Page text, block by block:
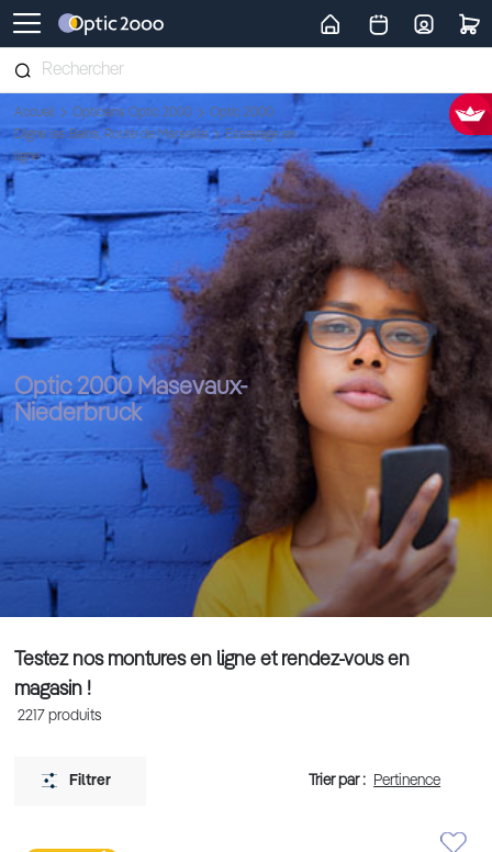
Retour vers la page d'accueil
Accueil Opticiens Optic 2000
Optic 2000
Digne les Bains, Route de Marseille
Essayage en
ligne
Optic 2000 Masevaux-
Niederbruck
Testez nos montures en ligne et rendez-vous en
magasin !
2217 produits
Filtrer Trier par :